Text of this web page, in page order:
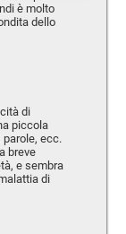
è molto
dello
di
piccola
ecc.
breve
e sembra
di